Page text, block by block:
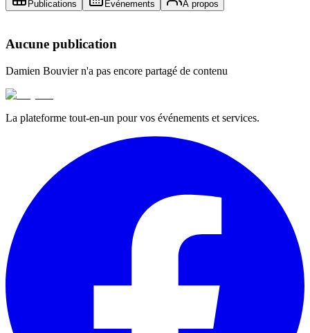
Publications Événements À propos
Aucune publication
Damien Bouviern'a pas encore partagé de contenu
La plateforme tout-en-un pour vos événements et services.